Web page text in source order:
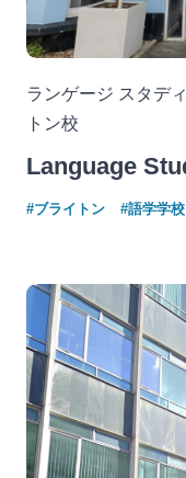
ランゲージ スタデ
トン校
Language
#ブライトン #語学学校